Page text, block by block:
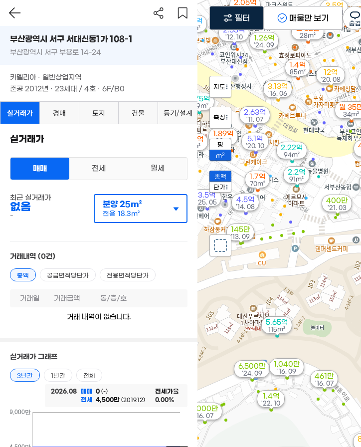
월 32만
28m²
3.75억
109m²
5.65억
115m²
2.2억
91m²
3.5억
'26. 01
3.5억
'25. 05
1.4억
85m²
6,500만
'24. 09
1.26억
'24. 09
월 35
34m²
2.22억
94m²
1.89억
98m²
1.4억
'22. 10
1.58억
65m²
2.05억
400만
'21. 03
5.1억
'20. 10
12억
'20. 08
1.7억
70m²
1,040만
'16. 09
461만
'16. 07
2,000만
'16. 07
3.13억
'16. 06
1.62억
91m²
4.5억
'14. 08
145만
'13. 09
2.55억
'12. 10
2.63억
'11. 07
지도
측정
평
m2
총액
단가
필터 매물만 보기
부산광역시 서구 서대신동1가 108-1
부산광역시 서구 부용로 14-24
카멜리아 · 일반상업지역
준공 2012년 · 23세대 / 4호 · 6F/B0
실거래가 경매 토지 건물 등기/설계
실거래가
매매 전세 월세
최근 실거래가
없음
-
분양25m²
전용 18.3m²
거래내역 (0건)
총액 공급면적당단가 전용면적당단가
거래일 거래금액 동/층/호
거래 내역이 없습니다.
실거래가 그래프
3년간 1년간 전체
2026.08 매매 0 (-)
전세 4,500만 (2019.12)
전세가율
0.00%
9,000만